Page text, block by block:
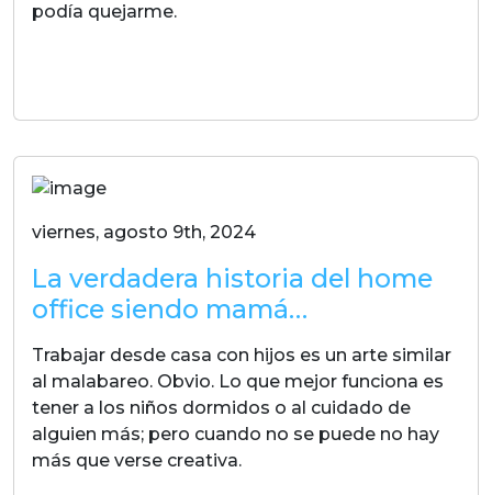
podía quejarme.
viernes, agosto 9th, 2024
La verdadera historia del home
office siendo mamá…
Trabajar desde casa con hijos es un arte similar
al malabareo. Obvio. Lo que mejor funciona es
tener a los niños dormidos o al cuidado de
alguien más; pero cuando no se puede no hay
más que verse creativa.